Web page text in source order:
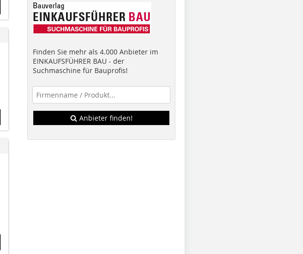
Finden Sie mehr als 4.000 Anbieter im
EINKAUFSFÜHRER BAU - der
Suchmaschine für Bauprofis!
Anbieter finden!